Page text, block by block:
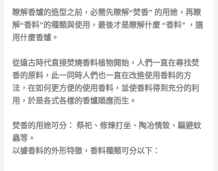
瞭解香爐的造型之前，必需先瞭解“焚香” 的用途，再瞭
解“香料”的種類與使用，最後才是瞭解什麼 “香料” ，適
用什麼香爐。
從遠古時代直接焚燒香料植物開始，人們一直在尋找焚
香的原料，此一同時人們也一直在改進使用香料的方
法，在如何更方便的使用香料，並使香料得到充分的利
用，於是各式各樣的香爐順應而生。
焚香的用途可分： 祭祀、修煉打坐、陶冶情致、驅避蚊
蟲等。
以據香料的外形特徵，香料種類可分以下：